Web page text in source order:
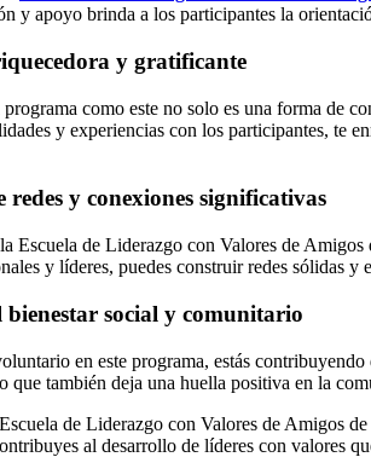
y apoyo brinda a los participantes la
y gratificante
como este no solo es una forma de
y experiencias con los participantes, te
redes y conexiones significativas
Escuela de Liderazgo con Valores de
y líderes, puedes construir redes sólidas
social y comunitario
en este programa, estás
que también deja una huella positiva en la
de Liderazgo con Valores de Amigos
al desarrollo de líderes con valores